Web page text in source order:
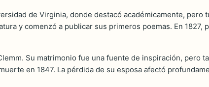
de Virginia, donde destacó académicamente,
y comenzó a publicar sus primeros poemas. En
Su matrimonio fue una fuente de inspiración, pero
en 1847. La pérdida de su esposa afectó